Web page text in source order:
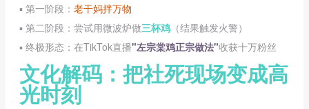
▪️ 第一阶段： 老干妈拌万物
▪️ 第二阶段：尝试用微波炉做三杯鸡 （结果触发火警）
▪️ 终极形态：在TikTok直播"左宗棠鸡正宗做法"收获十万粉丝
文化解码：把社死现场变成高
光时刻